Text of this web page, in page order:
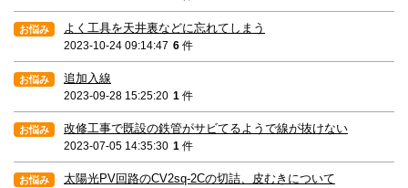
よく工具を天井裏などに忘れてしまう
2023-10-24 09:14:47 6 件
追加入線
2023-09-28 15:25:20 1 件
改修工事で既設の鉄管がサビてるようで線が抜けない
2023-07-05 14:35:30 1 件
太陽光PV回路のCV2sq-2Cの切詰、皮むきについて